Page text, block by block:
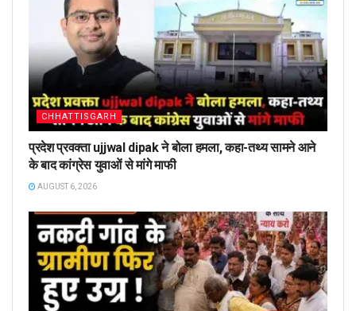
CHHATTISGARH
प्रदेश प्रवक्ता ujjwal dipak ने बोला हमला, कहा-तथ्य सामने आने
के बाद कांग्रेस युवाओं से मांगे माफी
AUGUST 6, 2026